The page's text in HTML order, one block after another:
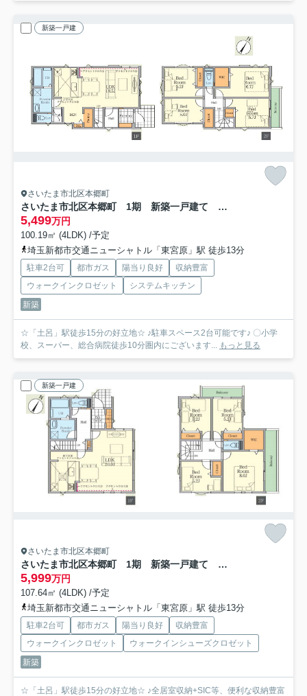
新築一戸建
さいたま市北区本郷町
さいたま市北区本郷町 1期 新築一戸建て FiT-A 02
5,499万円
100.19㎡ (4LDK) /予定
埼玉新都市交通ニューシャトル「東宮原」駅 徒歩13分
駐車2台可 都市ガス 陽当り良好
収納豊富
ウォークインクロゼット
システムキッチン
新築
☆「土呂」駅徒歩15分の好立地☆ ♪駐車スペース2台可能です♪ 〇小学
校、スーパー、総合病院徒歩10分圏内にございます...
もっと見る
新築一戸建
さいたま市北区本郷町
さいたま市北区本郷町 1期 新築一戸建て FiT-A 01
5,999万円
107.64㎡ (4LDK) /予定
埼玉新都市交通ニューシャトル「東宮原」駅 徒歩13分
駐車2台可 都市ガス 陽当り良好
収納豊富
ウォークインクロゼット
ウォークインシューズクロゼット
新築
☆「土呂」駅徒歩15分の好立地☆ ♪全居室収納+SIC等、便利な収納豊富